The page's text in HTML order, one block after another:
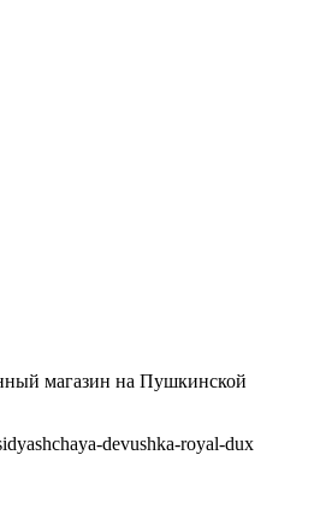
магазин на Пушкинской
devushka-royal-dux